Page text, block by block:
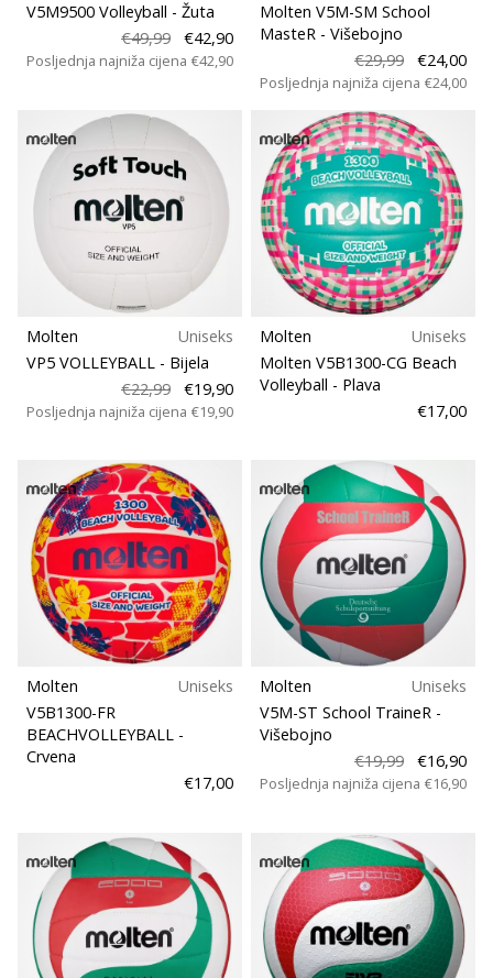
11. 8. 2022
1 min. čitanja
ambasadorom
našeg
brenda
za
odbojku
Obožavaš
odbojku
nas?
Pridruži
se
ambasador.
Prikaži
sve
članke
V5M9500 Volleyball - Žuta
€49,99
€42,90
Posljednja najniža cijena €42,90
Molten V5M-SM School
MasteR - Višebojno
€29,99
€24,00
Posljednja najniža cijena €24,00
Molten
Uniseks
VP5 VOLLEYBALL - Bijela
€22,99
€19,90
Posljednja najniža cijena €19,90
Molten
Uniseks
Molten V5B1300-CG Beach
Volleyball - Plava
€17,00
Molten
Uniseks
V5B1300-FR
BEACHVOLLEYBALL -
Crvena
€17,00
Molten
Uniseks
V5M-ST School TraineR -
Višebojno
€19,99
€16,90
Posljednja najniža cijena €16,90